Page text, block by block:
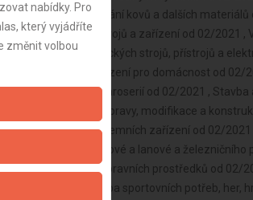
nabídky. Pro
který vyjádříte
změnit volbou